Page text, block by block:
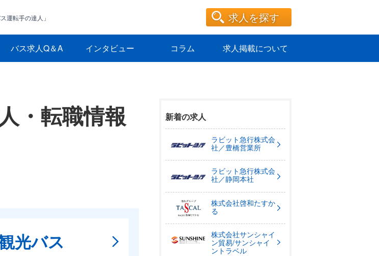
ス運転手の達人」 求人を探す
バス求人Q＆A インタビュー コラム 求人掲載について
・転職情報
光バス
新着の求人
ラビット急行株式会
社／豊橋営業所
ラビット急行株式会
社／静岡本社
株式会社啓和たすか
る
株式会社サンシャイ
ン貿易/サンシャイ
ントラベル